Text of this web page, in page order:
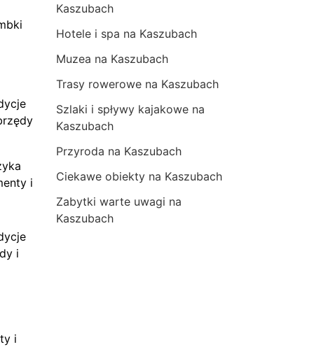
i
i
i
Kaszubach
Hotele i spa na Kaszubach
Muzea na Kaszubach
Trasy rowerowe na Kaszubach
Szlaki i spływy kajakowe na
Kaszubach
Przyroda na Kaszubach
Ciekawe obiekty na Kaszubach
Zabytki warte uwagi na
Kaszubach